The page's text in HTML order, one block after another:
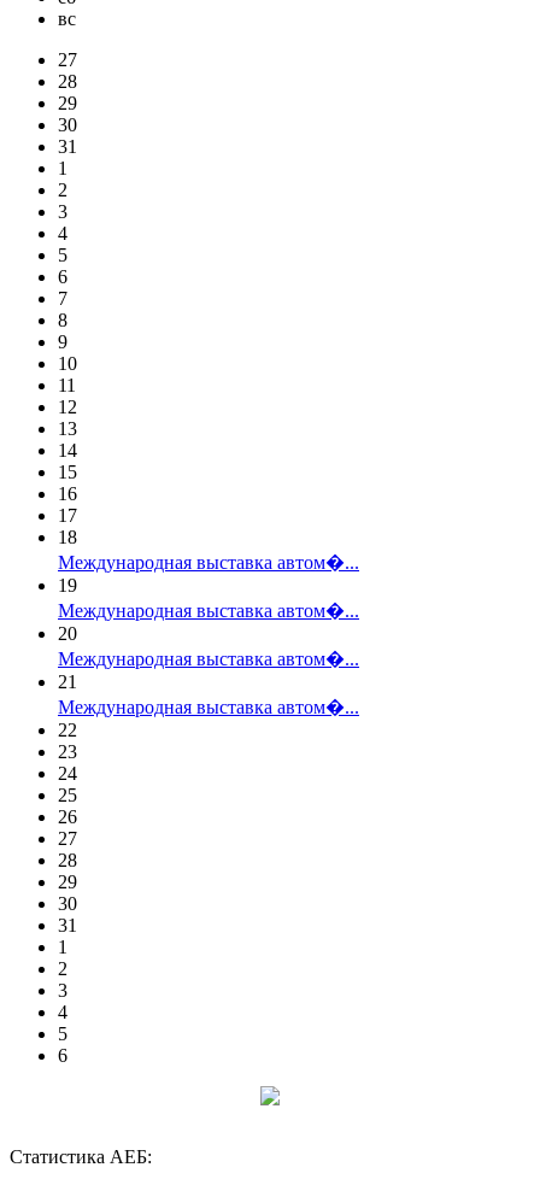
вс
27
28
29
30
31
1
2
3
4
5
6
7
8
9
10
11
12
13
14
15
16
17
18
Международная выставка автом�...
19
Международная выставка автом�...
20
Международная выставка автом�...
21
Международная выставка автом�...
22
23
24
25
26
27
28
29
30
31
1
2
3
4
5
6
Статистика АЕБ: